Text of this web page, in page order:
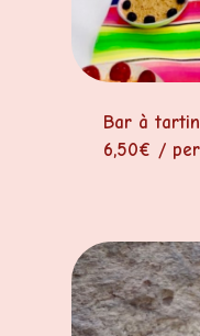
Bar à
6,50€ /